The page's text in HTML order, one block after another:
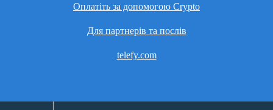
Оплатіть за допомогою Crypto
Для партнерів та послів
telefy.com